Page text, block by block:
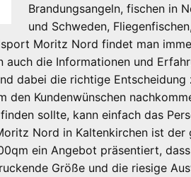
Brandungsangeln, fischen in
und Schweden,
Moritz Nord findet man
die Informationen und
dabei die richtige
Kundenwünschen
sollte, kann einfach das
Nord in Kaltenkirchen ist der
ein Angebot präsentiert,
Größe und die riesige